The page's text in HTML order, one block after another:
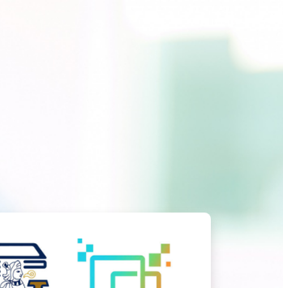
Entrar a IztaClassroom -